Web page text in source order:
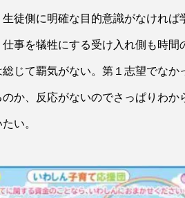
生徒側に明確な目的意識がなけれ
仕事を犠牲にする受け入れ側も時
じて覇気がない。第１志望でなか
のか、反応がないのでさっぱりわ
い。